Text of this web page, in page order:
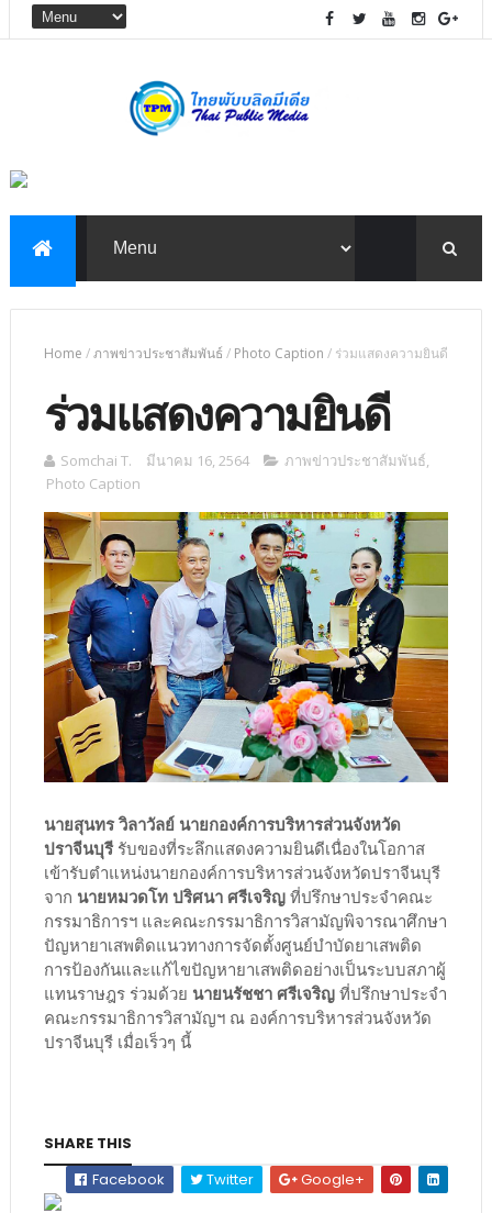
Home /ภาพข่าวประชาสัมพันธ์ / Photo Caption / ร่วมแสดงความยินดี
ร่วมแสดงความยินดี
Somchai T. มีนาคม 16, 2564 ภาพข่าวประชาสัมพันธ์,
Photo Caption
นายสุนทร วิลาวัลย์ นายกองค์การบริหารส่วนจังหวัด
ปราจีนบุรีรับของที่ระลึกแสดงความยินดีเนื่องในโอกาส
เข้ารับตำแหน่งนายกองค์การบริหารส่วนจังหวัดปราจีนบุรี
จาก นายหมวดโท ปริศนา ศรีเจริญที่ปรึกษาประจำคณะ
กรรมาธิการฯ และคณะกรรมาธิการวิสามัญพิจารณาศึกษา
ปัญหายาเสพติดแนวทางการจัดตั้งศูนย์บำบัดยาเสพติด
การป้องกันและแก้ไขปัญหายาเสพติดอย่างเป็นระบบสภาผู้
แทนราษฎร ร่วมด้วย นายนรัชชา ศรีเจริญที่ปรึกษาประจำ
คณะกรรมาธิการวิสามัญฯ ณ องค์การบริหารส่วนจังหวัด
ปราจีนบุรี เมื่อเร็วๆ นี้
SHARE THIS
Facebook
Twitter Google+